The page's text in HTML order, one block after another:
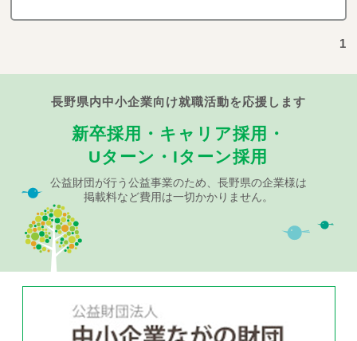
1
長野県内中小企業向け就職活動を応援します
新卒採用・キャリア採用・
Uターン・Iターン採用
公益財団が行う公益事業のため、長野県の企業様は
掲載料など費用は一切かかりません。